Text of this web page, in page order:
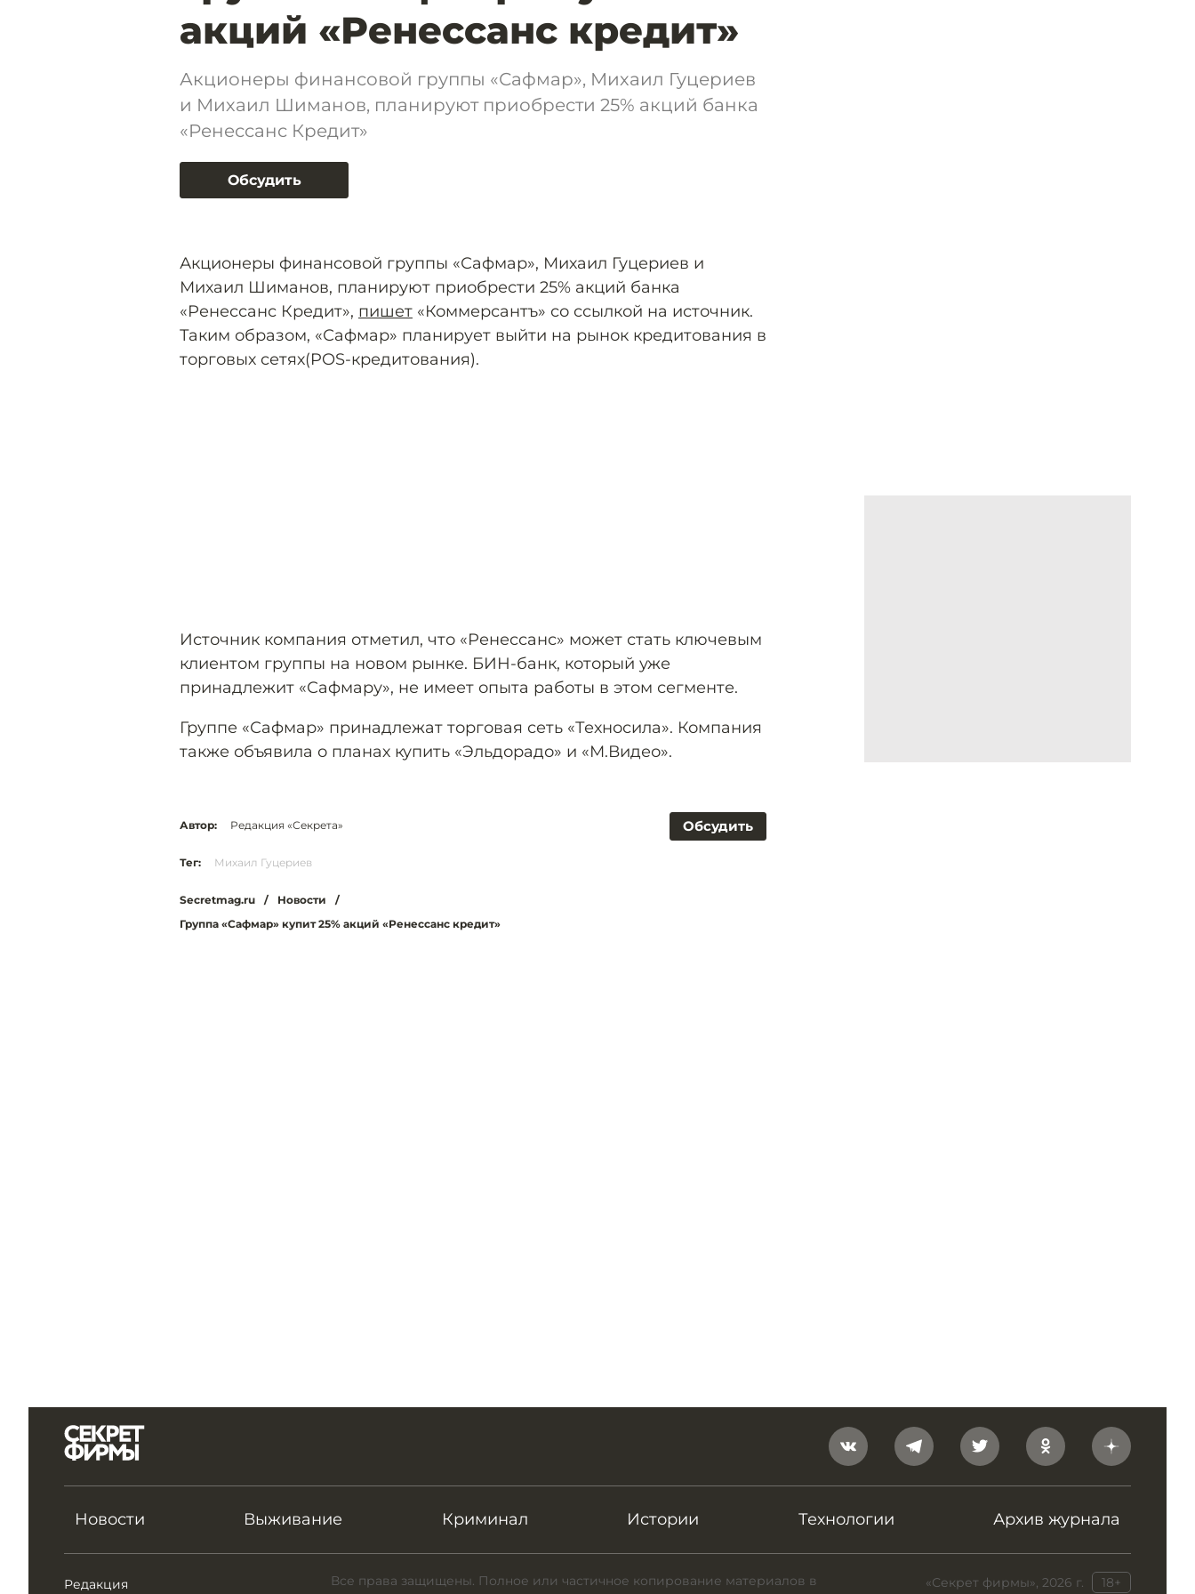
акций «Ренессанс кредит»
Акционеры финансовой группы «Сафмар», Михаил Гуцериев
и Михаил Шиманов, планируют приобрести 25% акций банка
«Ренессанс Кредит»
Обсудить
Акционеры финансовой группы «Сафмар», Михаил Гуцериев и
Михаил Шиманов, планируют приобрести 25% акций банка
«Ренессанс Кредит», пишет «Коммерсантъ» со ссылкой на источник.
Таким образом, «Сафмар» планирует выйти на рынок кредитования в
торговых сетях(POS-кредитования).
Источник компания отметил, что «Ренессанс» может стать ключевым
клиентом группы на новом рынке. БИН-банк, который уже
принадлежит «Сафмару», не имеет опыта работы в этом сегменте.
Группе «Сафмар» принадлежат торговая сеть «Техносила». Компания
также объявила о планах купить «Эльдорадо» и «М.Видео».
Обсудить
Автор: Редакция «Секрета»
Тег: Михаил Гуцериев
Secretmag.ru / Новости
/
Группа «Сафмар» купит 25% акций «Ренессанс кредит»
Новости Выживание Криминал Истории Технологии Архив журнала
Редакция «Секрет фирмы», 2026 г. 18+
Все права защищены. Полное или частичное копирование материалов в